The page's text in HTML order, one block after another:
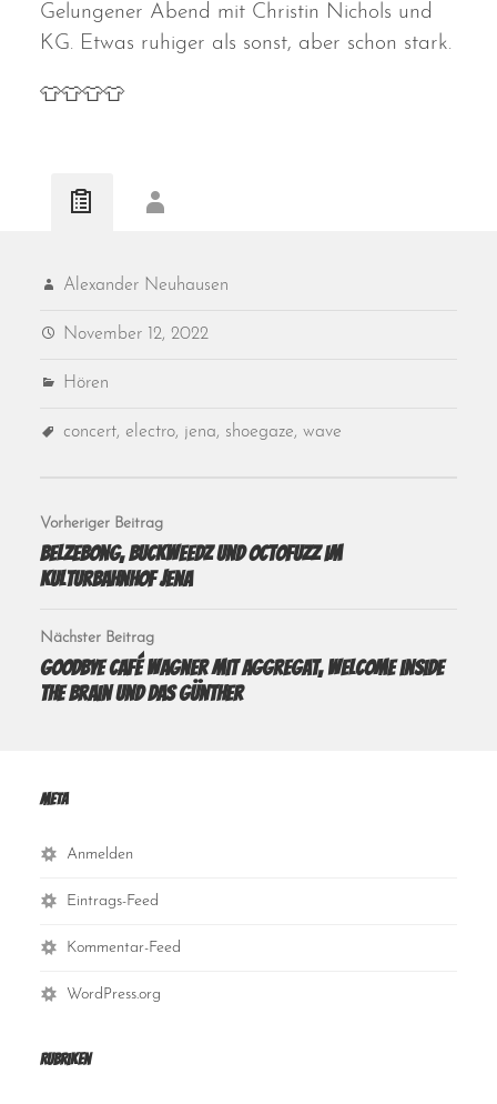
Gelungener Abend mit Christin Nichols und
KG. Etwas ruhiger als sonst, aber schon stark.
👕👕👕👕
Alexander Neuhausen
November 12, 2022
Hören
concert, electro, jena, shoegaze, wave
Vorheriger Beitrag
Belzebong, Buckweedz und Octofuzz im
Kulturbahnhof Jena
Nächster Beitrag
Goodbye Café Wagner mit Aggregat, Welcome inside
the Brain und Das Günther
Meta
Anmelden
Eintrags-Feed
Kommentar-Feed
WordPress.org
Rubriken